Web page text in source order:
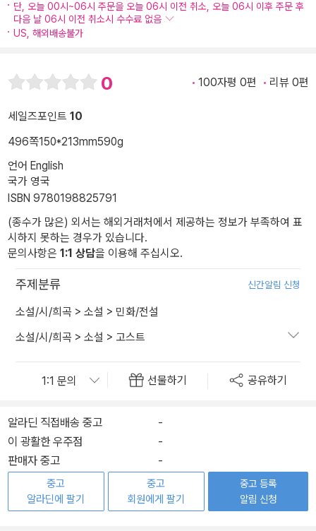
단, 오늘 00시~06시 주문을 오늘 06시 이전 취소, 오늘 06시 이후 주문 후
다음 날 06시 이전 취소시 수수료 없음
US, 해외배송불가
0 100자평 0편 리뷰 0편
세일즈포인트 10
496쪽150*213mm590g
언어 English
국가 영국
ISBN 9780198825791
(종수가 많은) 외서는 해외거래처에서 제공하는 정보가 부족하여 표
시하지 못하는 경우가 있습니다.
문의사항은 1:1 상담을 이용해 주십시오.
주제분류 신간알림 신청
소설/시/희곡 > 소설 > 민화/전설
소설/시/희곡 > 소설 > 고스트
선물하기 공유하기
알라딘 직접배송 중고
-
이 광활한 우주점
-
판매자 중고
-
중고
알라딘에 팔기
중고
회원에게 팔기
중고 등록
알림 신청